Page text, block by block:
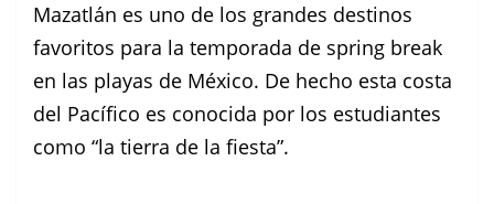
Mazatlán es uno de los grandes destinos
favoritos para la temporada de spring break
en las playas de México. De hecho esta costa
del Pacífico es conocida por los estudiantes
como “la tierra de la fiesta”.